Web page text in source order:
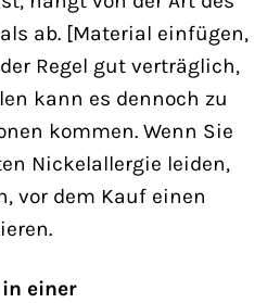
ab. [Material einfügen,
Regel gut verträglich,
kann es dennoch zu
kommen. Wenn Sie
Nickelallergie leiden,
vor dem Kauf einen
einer